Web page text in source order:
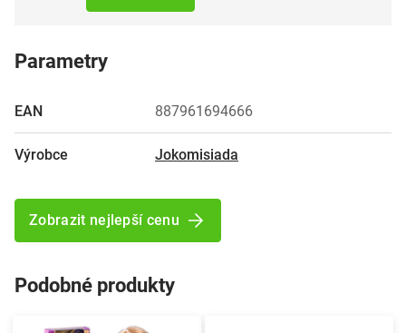
Parametry
EAN 887961694666
Výrobce Jokomisiada
Zobrazit nejlepší cenu
Podobné produkty